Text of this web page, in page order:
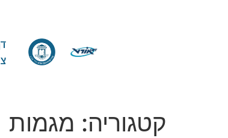
קטגוריה: מגמות